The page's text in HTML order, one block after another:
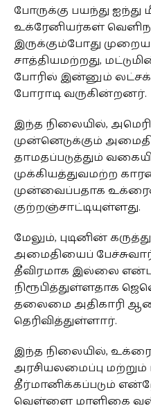
போருக்கு பயந்து ஐந்து
உக்ரேனியர்கள்
இருக்கும்போது
சாத்தியமற்றது,
போரில் இன்னும்
போராடி வருகின்றனர்.
இந்த நிலையில்,
முன்னெடுக்கும்
தாமதப்படுத்தும்
முக்கியத்துவமற்ற
முன்வைப்பதாக
குற்றஞ்சாட்டியுள்ளது.
மேலும், புடினின்
அமைதியைப்
தீவிரமாக இல்லை
நிரூபித்துள்ளதாக
தலைமை அதிகாரி
தெரிவித்துள்ளார்.
இந்த நிலையில்,
அரசியலமைப்பு
தீர்மானிக்கப்படும்
வெள்ளை மாளிகை